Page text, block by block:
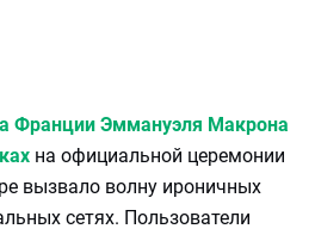
Франции Эммануэля Макрона
на официальной церемонии
вызвало волну ироничных
сетях. Пользователи